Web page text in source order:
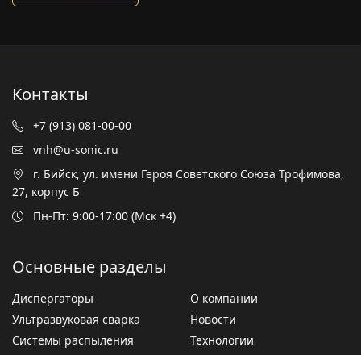
Контакты
+7 (913) 081-00-00
vnh@u-sonic.ru
г. Бийск, ул. имени Героя Советского Союза Трофимова,
27, корпус Б
Пн-Пт: 9:00-17:00 (Мск +4)
Основные разделы
Диспергаторы
Ультразвуковая сварка
Системы распыления
О компании
Новости
Технологии